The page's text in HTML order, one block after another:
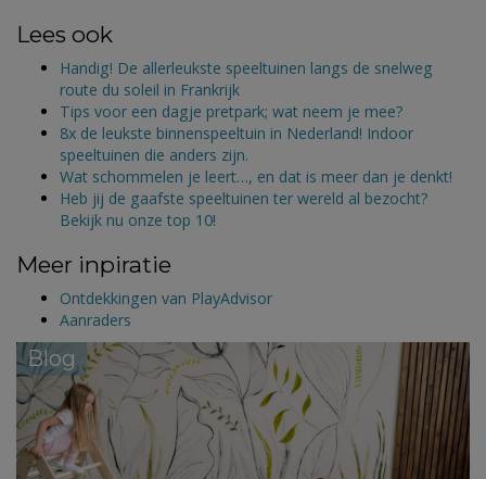
Lees ook
Handig! De allerleukste speeltuinen langs de snelweg
route du soleil in Frankrijk
Tips voor een dagje pretpark; wat neem je mee?
8x de leukste binnenspeeltuin in Nederland! Indoor
speeltuinen die anders zijn.
Wat schommelen je leert…, en dat is meer dan je denkt!
Heb jij de gaafste speeltuinen ter wereld al bezocht?
Bekijk nu onze top 10!
Meer inpiratie
Ontdekkingen van PlayAdvisor
Aanraders
Blog